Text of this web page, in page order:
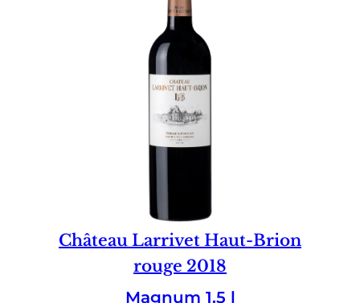
Château Larrivet Haut-Brion
rouge 2018
Magnum 1.5 l